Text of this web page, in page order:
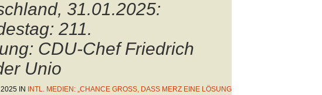
31.01.2025:
211.
CDU-Chef Friedrich
Unio
IN
INTL. MEDIEN: „CHANCE GROSS, DASS MERZ EINE LÖSUNG V